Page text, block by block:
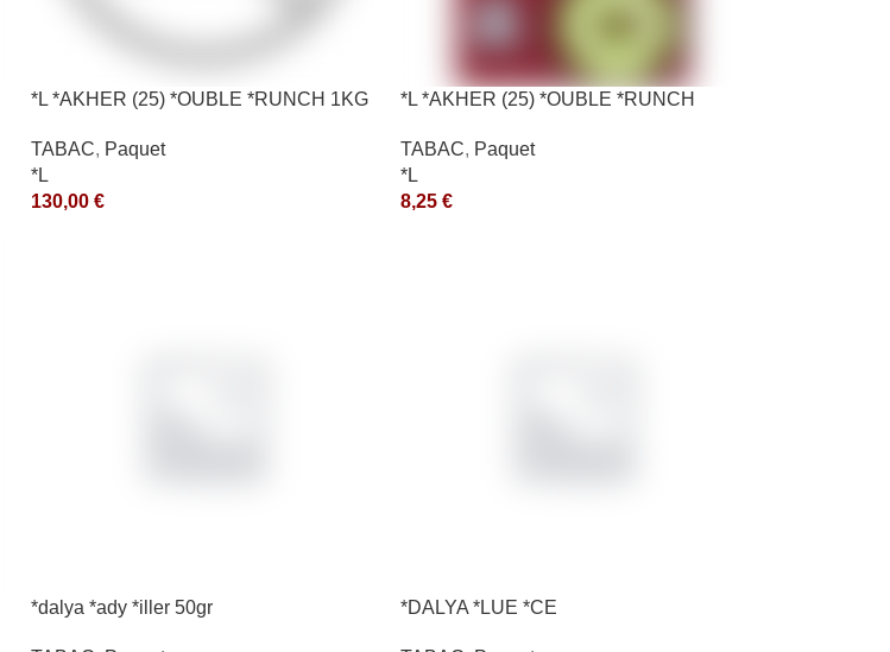
*L *AKHER (25) *OUBLE *RUNCH 1KG
TABAC, Paquet
*L
130,00 €
*L *AKHER (25) *OUBLE *RUNCH
TABAC, Paquet
*L
8,25 €
*dalya *ady *iller 50gr *DALYA *LUE *CE